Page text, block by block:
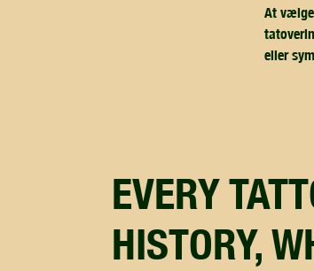
At
eller
EVERY TATTOO HAS A
HISTORY,